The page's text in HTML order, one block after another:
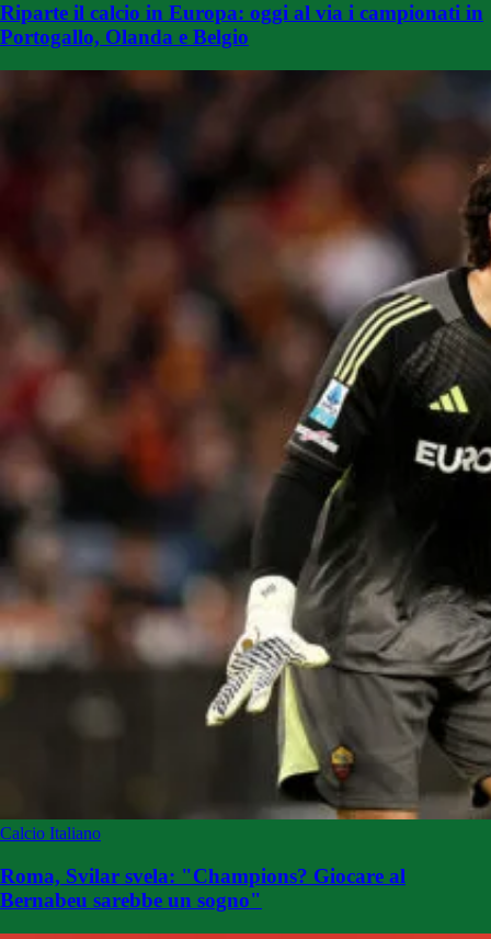
Riparte il calcio in Europa: oggi al via i campionati in
Portogallo, Olanda e Belgio
Calcio Italiano
Roma, Svilar svela: "Champions? Giocare al
Bernabeu sarebbe un sogno"